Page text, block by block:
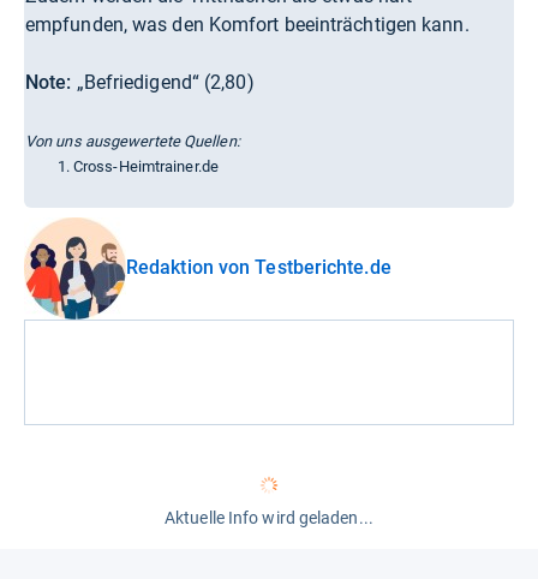
empfunden, was den Komfort beeinträchtigen kann.
Note: „Befriedigend“ (2,80)
Von uns ausgewertete Quellen:
Cross-Heimtrainer.de
Redaktion von Testberichte.de
Aktuelle Info wird geladen...